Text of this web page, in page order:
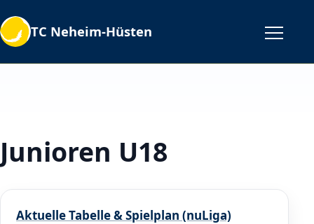
TC Neheim-Hüsten
Junioren U18
Aktuelle Tabelle & Spielplan (nuLiga)